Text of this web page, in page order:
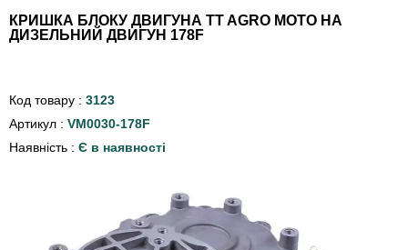
КРИШКА БЛОКУ ДВИГУНА TT AGRO MOTO НА
ДИЗЕЛЬНИЙ ДВИГУН 178F
Код товару : 3123
Артикул : VM0030-178F
Наявність : Є в наявності